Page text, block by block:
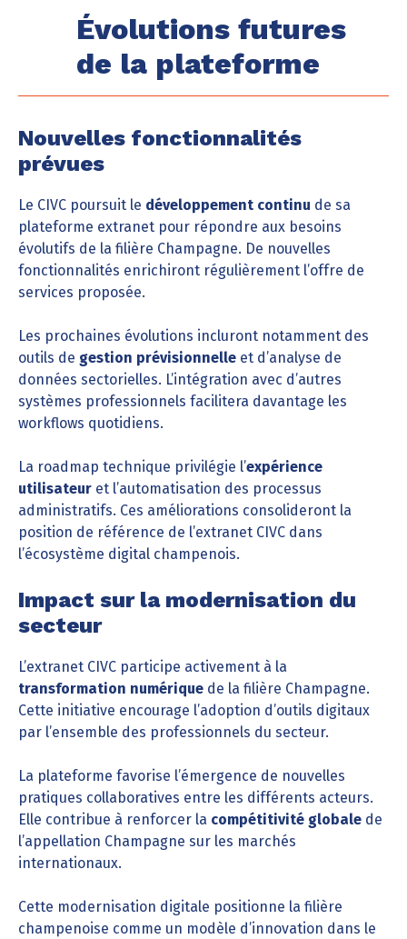
Évolutions futures
de la plateforme
Nouvelles fonctionnalités
prévues
Le CIVC poursuit le développement continu de sa
plateforme extranet pour répondre aux besoins
évolutifs de la filière Champagne. De nouvelles
fonctionnalités enrichiront régulièrement l’offre de
services proposée.
Les prochaines évolutions incluront notamment des
outils de gestion prévisionnelle et d’analyse de
données sectorielles. L’intégration avec d’autres
systèmes professionnels facilitera davantage les
workflows quotidiens.
La roadmap technique privilégie l’expérience
utilisateur et l’automatisation des processus
administratifs. Ces améliorations consolideront la
position de référence de l’extranet CIVC dans
l’écosystème digital champenois.
Impact sur la modernisation du
secteur
L’extranet CIVC participe activement à la
transformation numérique de la filière Champagne.
Cette initiative encourage l’adoption d’outils digitaux
par l’ensemble des professionnels du secteur.
La plateforme favorise l’émergence de nouvelles
pratiques collaboratives entre les différents acteurs.
Elle contribue à renforcer la compétitivité globale de
l’appellation Champagne sur les marchés
internationaux.
Cette modernisation digitale positionne la filière
champenoise comme un modèle d’innovation dans le